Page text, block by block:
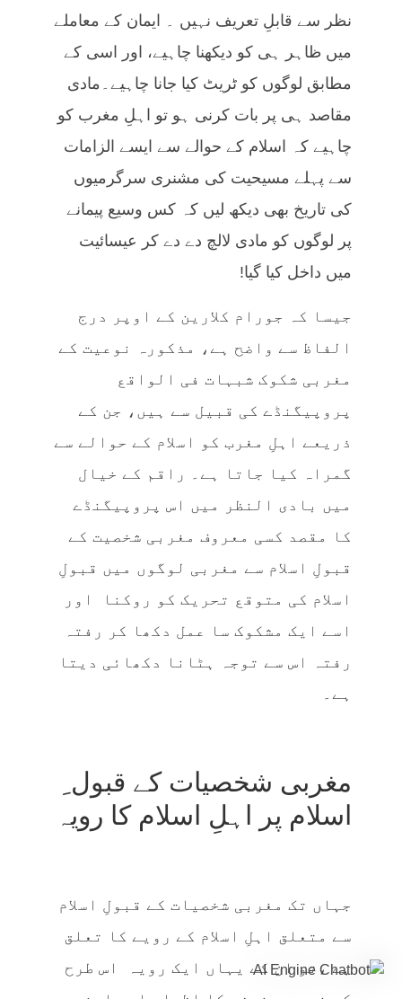
نظر سے قابلِ تعریف نہیں ۔ ایمان کے معاملے
میں ظاہر ہی کو دیکھنا چاہیے، اور اسی کے
مطابق لوگوں کو ٹریٹ کیا جانا چاہیے۔مادی
مقاصد ہی پر بات کرنی ہو تو اہلِ مغرب کو
چاہیے کہ اسلام کے حوالے سے ایسے الزامات
سے پہلے مسیحیت کی مشنری سرگرمیوں
کی تاریخ بھی دیکھ لیں کہ کس وسیع پیمانے
پر لوگوں کو مادی لالچ دے دے کر عیسائیت
میں داخل کیا گیا!
جیسا کہ جورام کلارین کے اوپر درج
الفاظ سے واضح ہے، مذکورہ نوعیت کے
مغربی شکوک شبہات فی الواقع
پروپیگنڈے کی قبیل سے ہیں، جن کے
ذریعے اہلِ مغرب کو اسلام کے حوالے سے
گمراہ کیا جاتا ہے۔ راقم کے خیال
میں بادی النظر میں اس پروپیگنڈے
کا مقصد کسی معروف مغربی شخصیت کے
قبولِ اسلام سے مغربی لوگوں میں قبولِ
اسلام کی متوقع تحریک کو روکنا اور
اسے ایک مشکوک سا عمل دکھا کر رفتہ
رفتہ اس سے توجہ ہٹانا دکھائی دیتا
ہے۔
مغربی شخصیات کے قبول ِ
اسلام پر اہلِ اسلام کا رویہ
جہاں تک مغربی شخصیات کے قبولِ اسلام
سے متعلق اہلِ اسلام کے رویے کا تعلق
ہے ،تو ان کے یہاں ایک رویہ اس طرح